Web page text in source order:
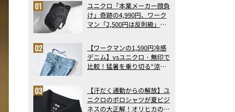
ユニクロ「本業メーカー顔負
け」奇跡の4,990円、ワーク
マン「2,500円は反則級」凄
ト3】（2026年6月版）
【ワークマンの1,590円冷感
デニム】vsユニクロ・無印で
比較！猛暑を乗り切る“涼感
で決定版
【汗だく通勤からの解放】ユ
ニクロのポロシャツが夏ビジ
ネスの大正解！オリヒカの透